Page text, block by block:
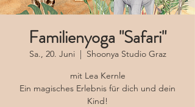
Familienyoga "Safari"
Sa., 20. Juni
  |
Shoonya Studio Graz
mit Lea Kernle
Ein magisches Erlebnis für dich und dein
Kind!